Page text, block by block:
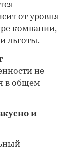
от уровня
компании,
льготы.
не
в общем
и